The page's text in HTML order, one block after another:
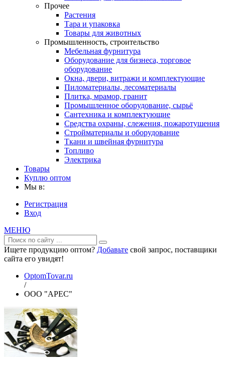
Прочее
Растения
Тара и упаковка
Товары для животных
Промышленность, строительство
Мебельная фурнитура
Оборудование для бизнеса, торговое
оборудование
Окна, двери, витражи и комплектующие
Пиломатериалы, лесоматериалы
Плитка, мрамор, гранит
Промышленное оборудование, сырьё
Сантехника и комплектующие
Средства охраны, слежения, пожаротушения
Стройматериалы и оборудование
Ткани и швейная фурнитура
Топливо
Электрика
Товары
Куплю оптом
Мы в:
Регистрация
Вход
МЕНЮ
Ищете продукцию оптом? Добавьте свой запрос, поставщики
сайта его увидят!
OptomTovar.ru
/
ООО "АРЕС"